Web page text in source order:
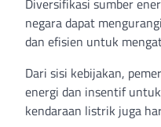
Diversifikasi sumber
negara dapat
dan efisien untuk
Dari sisi kebijakan,
energi dan insentif
kendaraan listrik juga